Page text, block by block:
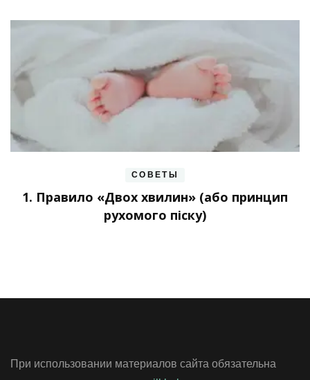
СОВЕТЫ
1. Правило «Двох хвилин» (або принцип
рухомого піску)
При использовании материалов сайта обязательна